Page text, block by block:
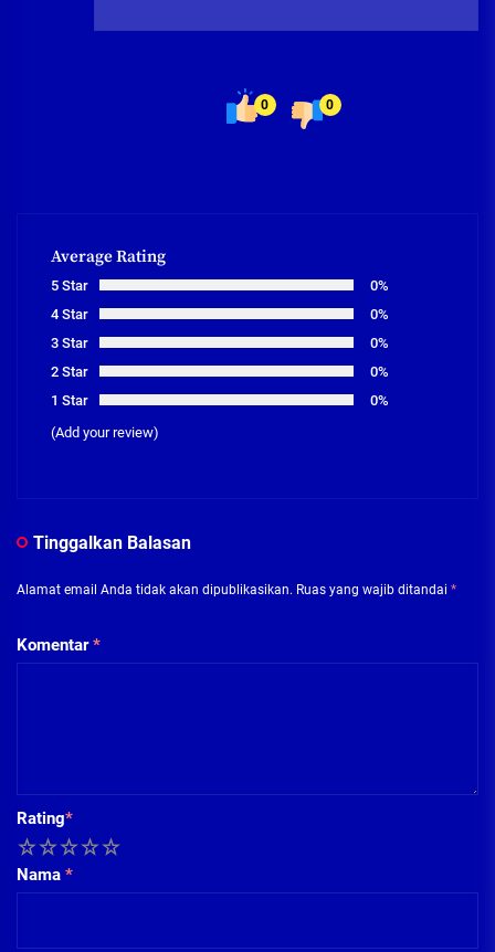
0 0
Average Rating
5 Star
0%
4 Star
0%
3 Star
0%
2 Star
0%
1 Star
0%
(Add your review)
Tinggalkan Balasan
Alamat email Anda tidak akan dipublikasikan. Ruas yang wajib ditandai *
Komentar*
Rating*
5
4
3
2
Nama *